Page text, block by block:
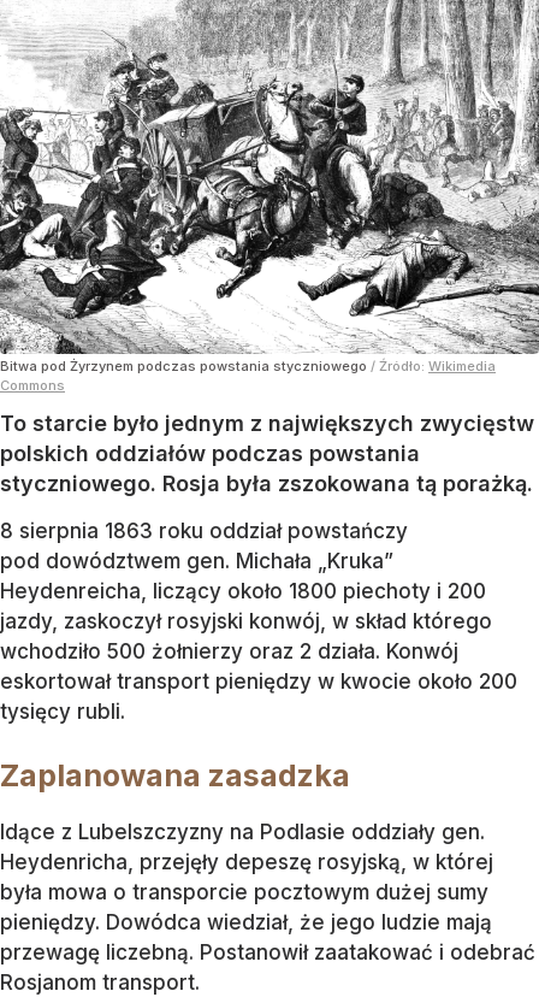
Bitwa pod Żyrzynem podczas powstania styczniowego / Źródło: Wikimedia
Commons
To starcie było jednym z największych zwycięstw
polskich oddziałów podczas powstania
styczniowego. Rosja była zszokowana tą porażką.
8 sierpnia 1863 roku oddział powstańczy
pod dowództwem gen. Michała „Kruka”
Heydenreicha, liczący około 1800 piechoty i 200
jazdy, zaskoczył rosyjski konwój, w skład którego
wchodziło 500 żołnierzy oraz 2 działa. Konwój
eskortował transport pieniędzy w kwocie około 200
tysięcy rubli.
Zaplanowana zasadzka
Idące z Lubelszczyzny na Podlasie oddziały gen.
Heydenricha, przejęły depeszę rosyjską, w której
była mowa o transporcie pocztowym dużej sumy
pieniędzy. Dowódca wiedział, że jego ludzie mają
przewagę liczebną. Postanowił zaatakować i odebrać
Rosjanom transport.